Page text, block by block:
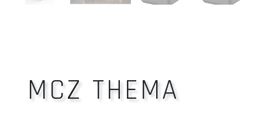
MCZ THEMA